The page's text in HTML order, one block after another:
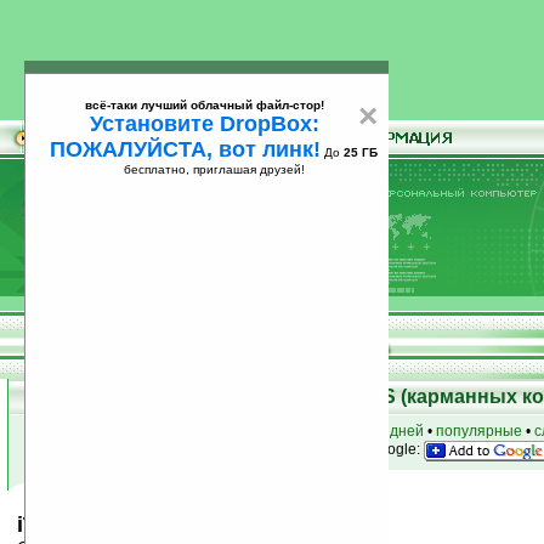
25
Скачать программы для Palm OS (карманных
за 7 дней • популярные •
на Google:
iTunes 3 Skin (Modified) v1.3m
×
всё-таки лучший облачный файл-стор!
Установите DropBox:
ПОЖАЛУЙСТА, вот линк! До 25 ГБ
бесплатно, приглашая друзей!